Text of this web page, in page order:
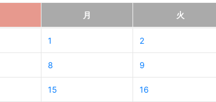
月 火
1 2
8 9
15 16